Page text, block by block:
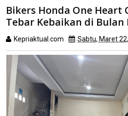
Batam
Bikers Honda One Heart Community
Bikers Honda One Heart
Tebar Kebaikan di Bulan
Kepriaktual.com Sabtu, Maret